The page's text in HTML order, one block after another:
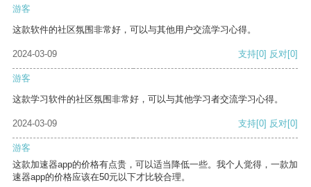
游客
这款软件的社区氛围非常好，可以与其他用户交流学习心得。
2024-03-09 支持[0] 反对[0]
游客
这款学习软件的社区氛围非常好，可以与其他学习者交流学习心得。
2024-03-09 支持[0] 反对[0]
游客
这款加速器app的价格有点贵，可以适当降低一些。我个人觉得，一款加
速器app的价格应该在50元以下才比较合理。